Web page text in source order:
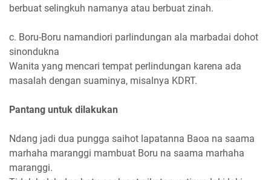
berbuat selingkuh namanya atau berbuat zinah.
c. Boru-Boru namandiori parlindungan ala marbadai dohot
sinondukna
Wanita yang mencari tempat perlindungan karena ada
masalah dengan suaminya, misalnya KDRT.
Pantang untuk dilakukan
Ndang jadi dua pungga saihot lapatanna Baoa na saama
marhaha maranggi mambuat Boru na saama marhaha
maranggi.